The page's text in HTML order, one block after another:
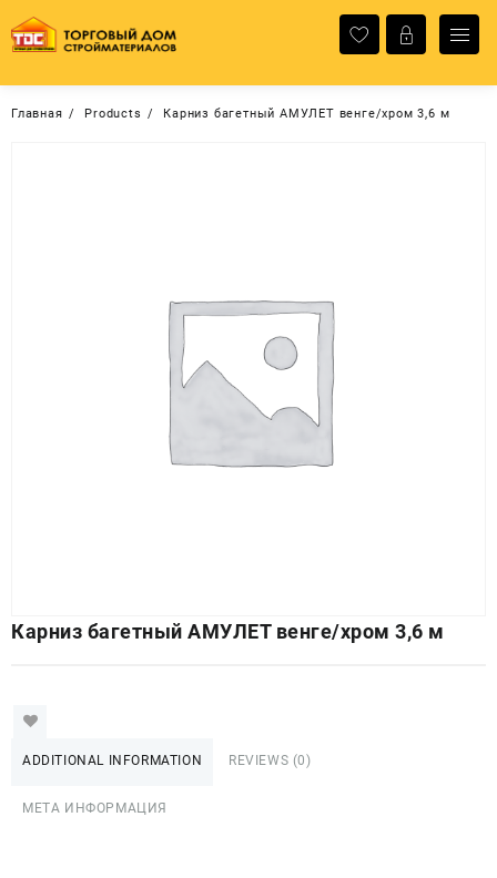
содержимому
Главная Products Карниз багетный АМУЛЕТ венге/хром 3,6 м
Карниз багетный АМУЛЕТ венге/хром 3,6 м
ADDITIONAL INFORMATION REVIEWS (0)
МЕТА ИНФОРМАЦИЯ